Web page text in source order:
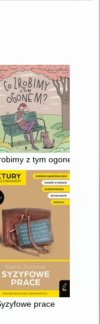
z tym ogonem?
o kobiecie, która
prace